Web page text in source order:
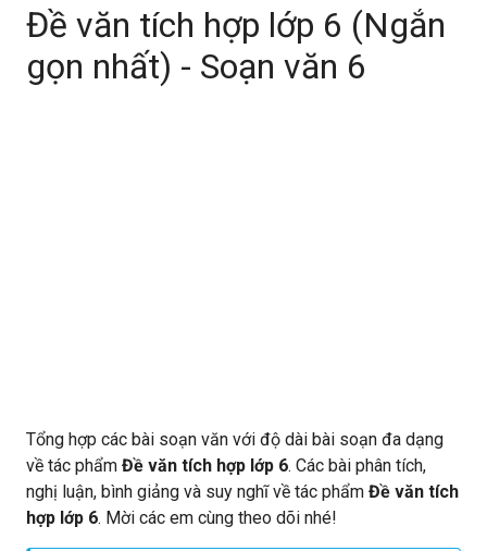
Đề văn tích hợp lớp 6 (Ngắn
gọn nhất) - Soạn văn 6
Tổng hợp các bài soạn văn với độ dài bài soạn đa dạng
về tác phẩm Đề văn tích hợp lớp 6. Các bài phân tích,
nghị luận, bình giảng và suy nghĩ về tác phẩm Đề văn tích
hợp lớp 6. Mời các em cùng theo dõi nhé!